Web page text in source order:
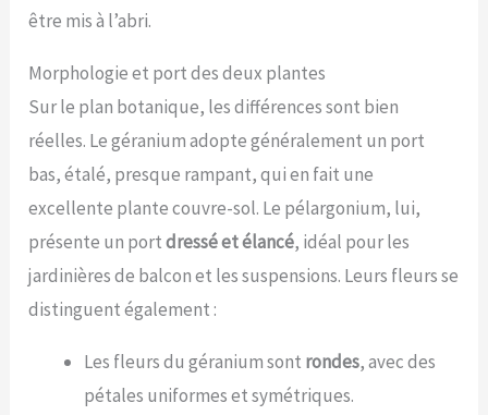
être mis à l’abri.
Morphologie et port des deux plantes
Sur le plan botanique, les différences sont bien
réelles. Le géranium adopte généralement un port
bas, étalé, presque rampant, qui en fait une
excellente plante couvre-sol. Le pélargonium, lui,
présente un portdressé et élancé, idéal pour les
jardinières de balcon et les suspensions. Leurs fleurs se
distinguent également :
Les fleurs du géranium sont rondes, avec des
pétales uniformes et symétriques.